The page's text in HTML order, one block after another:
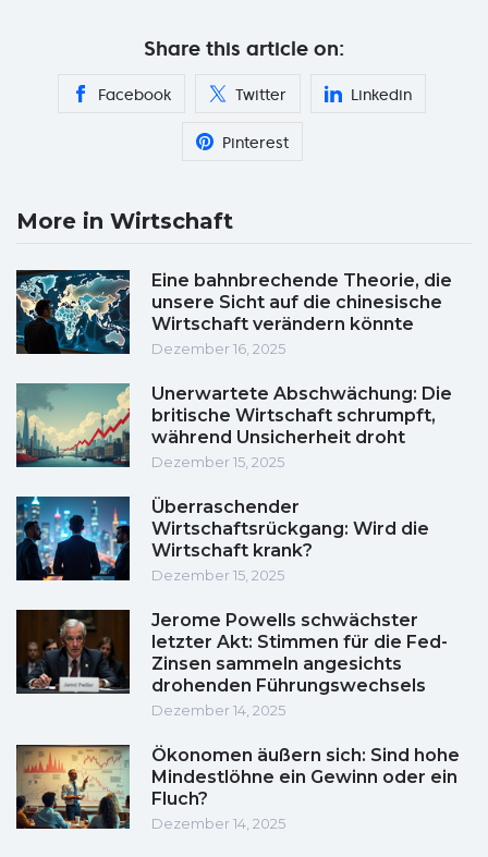
Share this article on:
Facebook Twitter Linkedin
Pinterest
More in Wirtschaft
Eine bahnbrechende Theorie, die
unsere Sicht auf die chinesische
Wirtschaft verändern könnte
Dezember 16, 2025
Unerwartete Abschwächung: Die
britische Wirtschaft schrumpft,
während Unsicherheit droht
Dezember 15, 2025
Überraschender
Wirtschaftsrückgang: Wird die
Wirtschaft krank?
Dezember 15, 2025
Jerome Powells schwächster
letzter Akt: Stimmen für die Fed-
Zinsen sammeln angesichts
drohenden Führungswechsels
Dezember 14, 2025
Ökonomen äußern sich: Sind hohe
Mindestlöhne ein Gewinn oder ein
Fluch?
Dezember 14, 2025